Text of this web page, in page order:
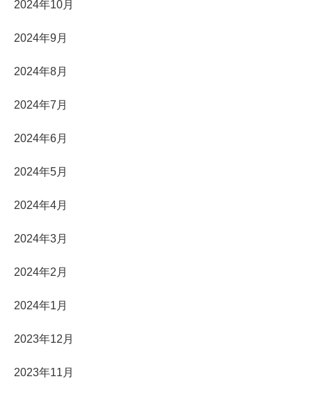
2024年10月
2024年9月
2024年8月
2024年7月
2024年6月
2024年5月
2024年4月
2024年3月
2024年2月
2024年1月
2023年12月
2023年11月